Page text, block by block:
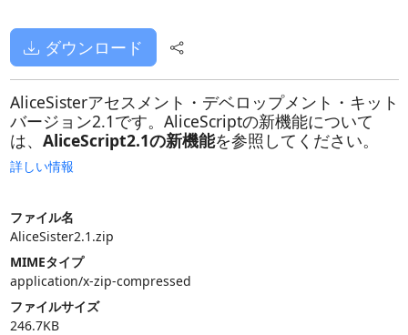
ダウンロード
AliceSisterアセスメント・デベロップメント・キット
バージョン2.1です。AliceScriptの新機能について
は、 AliceScript2.1の新機能を参照してください。
詳しい情報
ファイル名
AliceSister2.1.zip
MIMEタイプ
application/x-zip-compressed
ファイルサイズ
246.7KB